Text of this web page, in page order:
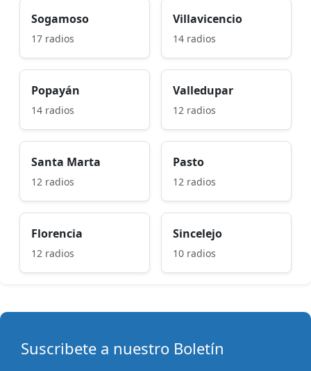
Sogamoso
17 radios
Villavicencio
14 radios
Popayán
14 radios
Valledupar
12 radios
Santa Marta
12 radios
Pasto
12 radios
Florencia
12 radios
Sincelejo
10 radios
Suscribete a nuestro Boletín